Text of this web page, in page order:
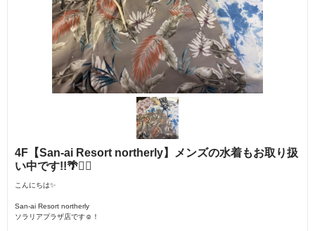
4F【San-ai Resort northerly】メンズの水着もお取り扱
い中です!!🌴🏄‍♂️
こんにちは✨
San-ai Resort northerly
ソラリアプラザ店です☺︎！